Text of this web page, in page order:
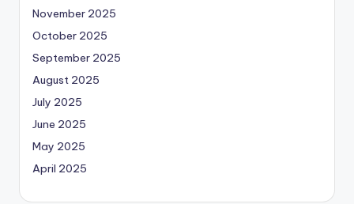
November 2025
October 2025
September 2025
August 2025
July 2025
June 2025
May 2025
April 2025